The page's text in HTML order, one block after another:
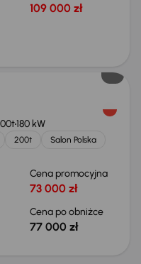
109 000 zł
180 kW
200t
Salon Polska
Cena promocyjna
73 000 zł
Cena po obniżce
77 000 zł